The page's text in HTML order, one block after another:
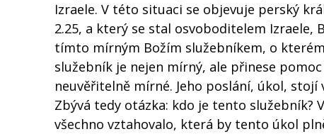
Izraele. V této situaci se objevuje perský
2.25, a který se stal osvoboditelem Izraele,
tímto mírným Božím služebníkem, o
služebník je nejen mírný, ale přinese
neuvěřitelně mírné. Jeho poslání, úkol,
Zbývá tedy otázka: kdo je tento služebník?
všechno vztahovalo, která by tento úkol